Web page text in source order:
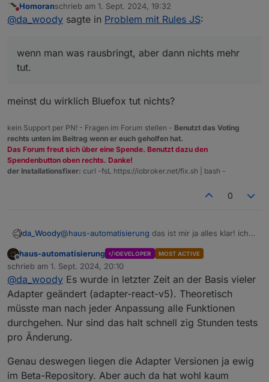
dann nichts mehr tut.
Nicht stören
Homoranschrieb am 1. Sept. 2024, 19:32
zuletzt editiert von
@da_woody sagte in Problem mit Rules JS:
wenn man was rausbringt, aber dann nichts mehr
tut.
meinst du wirklich Bluefox tut nichts?
kein Support per PN! - Fragen im Forum stellen - Benutzt das Voting
rechts unten im Beitrag wenn er euch geholfen hat.
Das Forum freut sich über eine Spende. Benutzt dazu den
Spendenbutton oben rechts. Danke!
der Installationsfixer: curl -fsL https://iobroker.net/fix.sh | bash -
0
da_Woody@haus-automatisierung das ist mir ja alles klar! ich
dann nichts mehr tut.
Offline
haus-automatisierung DEVELOPER MOST ACTIVE
schrieb am 1. Sept. 2024, 20:10
zuletzt editiert von
@da_woody Es wurde in letzter Zeit an der Basis vieler
Adapter geändert (adapter-react-v5). Theoretisch
müsste man nach jeder Anpassung alle Funktionen
durchgehen. Nur sind das halt schnell zig Stunden tests
pro Änderung.
Genau deswegen liegen die Adapter Versionen ja ewig
im Beta-Repository. Aber auch da hat wohl kaum